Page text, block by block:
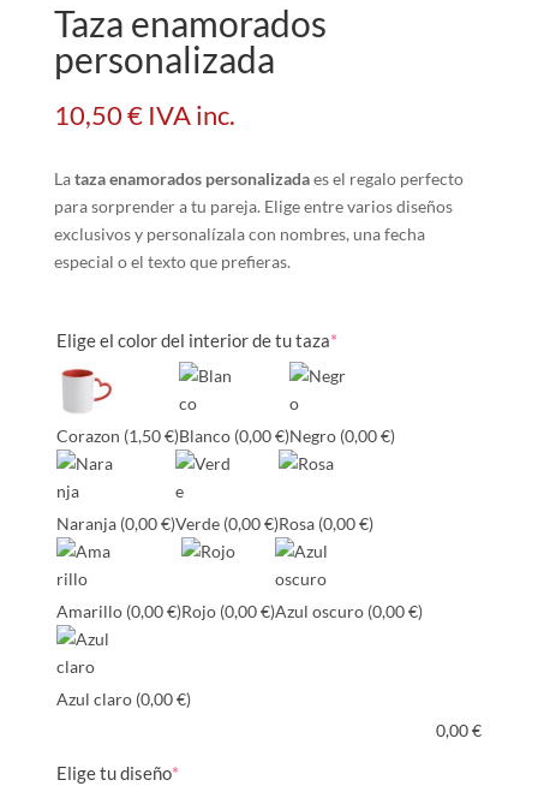
Taza enamorados
personalizada
10,50€ IVA inc.
Lataza enamorados personalizadaes el regalo perfecto
para sorprender a tu pareja. Elige entre varios diseños
exclusivos y personalízala con nombres, una fecha
especial o el texto que prefieras.
Elige el color del interior de tu taza*
Corazon (1,50 €)Blanco(0,00 €)Negro(0,00 €)
Naranja(0,00 €)Verde(0,00 €)Rosa(0,00 €)
Amarillo(0,00 €)Rojo(0,00 €)Azul oscuro(0,00 €)
Azul claro(0,00 €)
0,00€
Elige tu diseño*